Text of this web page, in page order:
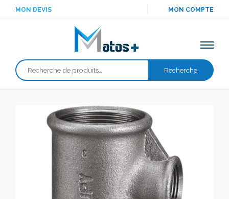
MON DEVIS MON COMPTE
Recherche
Recherche